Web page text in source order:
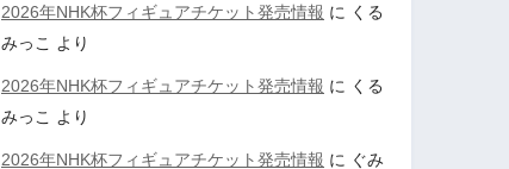
2026年NHK杯フィギュアチケット発売情報 に くる
みっこ より
2026年NHK杯フィギュアチケット発売情報 に くる
みっこ より
2026年NHK杯フィギュアチケット発売情報 に ぐみ